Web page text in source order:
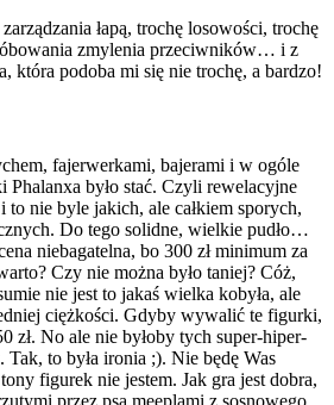
łapą, trochę losowości, trochę
zmylenia przeciwników… i z
która podoba mi się nie trochę, a bardzo!
fajerwerkami, bajerami i w ogóle
Phalanxa było stać. Czyli rewelacyjne
nie byle jakich, ale całkiem sporych,
Do tego solidne, wielkie pudło…
niebagatelna, bo 300 zł minimum za
Czy nie można było taniej? Cóż,
nie jest to jakaś wielka kobyła, ale
ciężkości. Gdyby wywalić te figurki,
zł. No ale nie byłoby tych super-hiper-
to była ironia ;). Nie będę Was
figurek nie jestem. Jak gra jest dobra,
przez psa meeplami z sosnowego